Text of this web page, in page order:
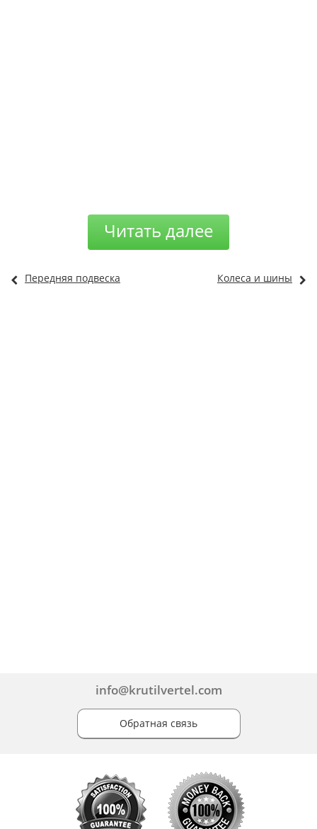
Читать далее
Передняя подвеска Колеса и шины
info@krutilvertel.com
Обратная связь